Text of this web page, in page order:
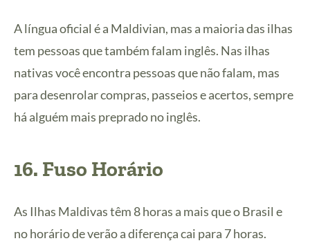
A língua oficial é a Maldivian, mas a maioria das ilhas
tem pessoas que também falam inglês. Nas ilhas
nativas você encontra pessoas que não falam, mas
para desenrolar compras, passeios e acertos, sempre
há alguém mais preprado no inglês.
16. Fuso Horário
As Ilhas Maldivas têm 8 horas a mais que o Brasil e
no horário de verão a diferença cai para 7 horas.